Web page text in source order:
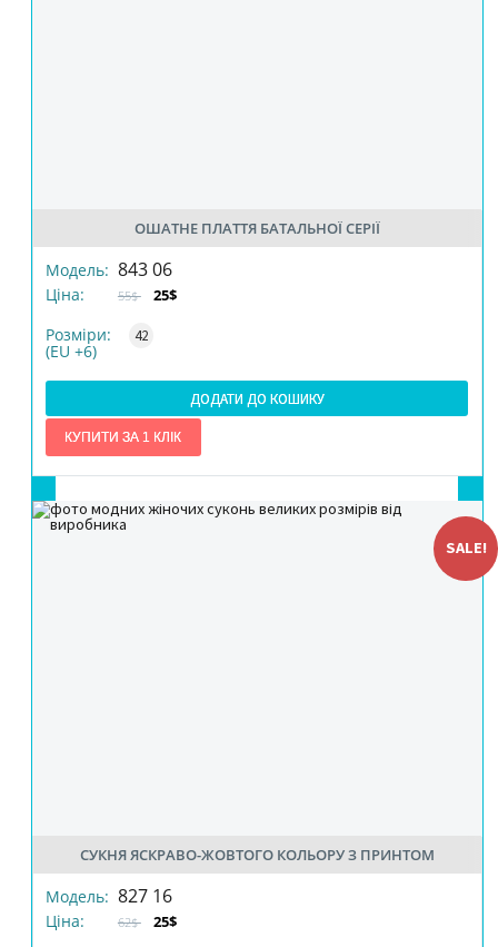
ОШАТНЕ ПЛАТТЯ БАТАЛЬНОЇ СЕРІЇ
Модель: 843 06
Ціна: 55$
25$
Розміри:
(EU +6)
42
ДОДАТИ ДО КОШИКУ
КІЛЬКІСТЬ
SALE!
СУКНЯ ЯСКРАВО-ЖОВТОГО КОЛЬОРУ З ПРИНТОМ
Модель: 827 16
Ціна: 62$
25$
КІЛЬКІСТЬ